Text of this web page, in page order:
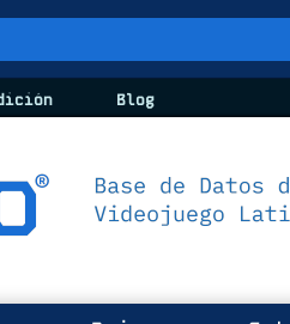
Blog